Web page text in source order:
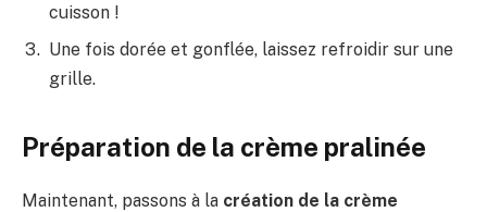
cuisson !
Une fois dorée et gonflée, laissez refroidir sur une
grille.
Préparation de la crème pralinée
Maintenant, passons à la création de la crème